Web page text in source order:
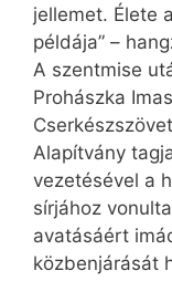
jellemet. Élete
példája” –
A szentmise
Prohászka
Alapítvány
vezetésével a
sírjához
avatásáért
közbenjárását